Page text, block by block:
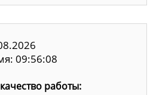
09:56:08
работы: